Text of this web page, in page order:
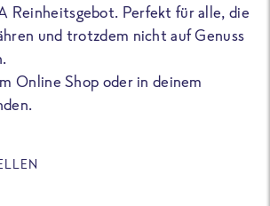
Reinheitsgebot. Perfekt für alle, die
und trotzdem nicht auf Genuss
Online Shop oder in deinem